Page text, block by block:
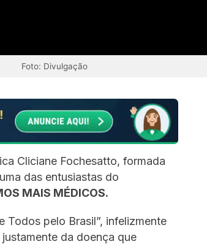
Foto: Divulgação
Cliciane Fochesatto, formada
das entusiastas do
MAIS MÉDICOS.
Todos pelo Brasil”, infelizmente
da doença que